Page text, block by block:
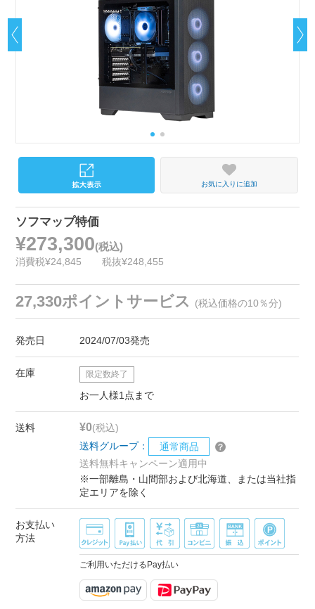
お気に入りに追加
ソフマップ特価
¥273,300(税込)
消費税¥24,845 税抜¥248,455
27,330ポイントサービス (税込価格の10％分)
発売日 2024/07/03発売
在庫 限定数終了
お一人様1点まで
送料 ¥0(税込)
送料グループ：
通常商品
送料無料キャンペーン適用中
※一部離島・山間部および北海道、または当社指
定エリアを除く
お支払い
方法
ご利用いただけるPay払い